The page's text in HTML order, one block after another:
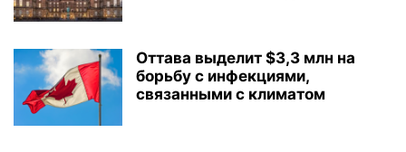
Оттава выделит $3,3 млн на
борьбу с инфекциями,
связанными с климатом